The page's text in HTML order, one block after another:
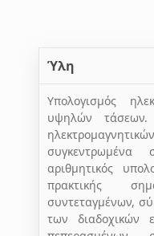
Ύλη
Υπολογισμός
υψηλών τάσεων.
συγκεντρωμένα
αριθμητικός
πρακτικής
συντεταγμένων,
των διαδοχικών